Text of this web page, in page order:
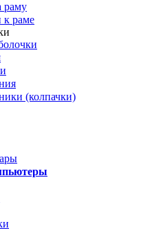
раму
к раме
(колпачки)